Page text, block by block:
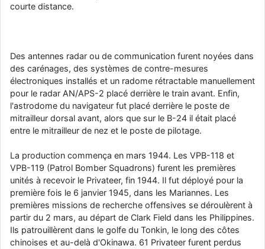
courte distance.
Des antennes radar ou de communication furent noyées dans
des carénages, des systèmes de contre-mesures
électroniques installés et un radome rétractable manuellement
pour le radar AN/APS-2 placé derrière le train avant. Enfin,
l'astrodome du navigateur fut placé derrière le poste de
mitrailleur dorsal avant, alors que sur le B-24 il était placé
entre le mitrailleur de nez et le poste de pilotage.
La production commença en mars 1944. Les VPB-118 et
VPB-119 (Patrol Bomber Squadrons) furent les premières
unités à recevoir le Privateer, fin 1944. Il fut déployé pour la
première fois le 6 janvier 1945, dans les Mariannes. Les
premières missions de recherche offensives se déroulèrent à
partir du 2 mars, au départ de Clark Field dans les Philippines.
Ils patrouillèrent dans le golfe du Tonkin, le long des côtes
chinoises et au-delà d'Okinawa. 61 Privateer furent perdus